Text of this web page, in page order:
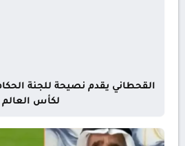
القحطاني يقدم نصيحة للجنة
لكأس العالم